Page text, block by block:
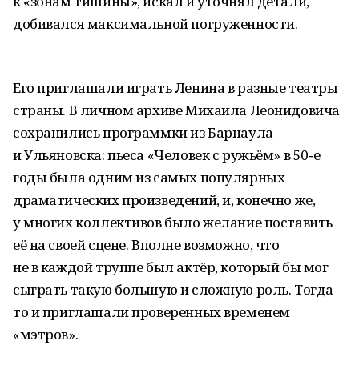
добивался максимальной погруженности.
Его приглашали играть Ленина в разные театры
страны. В личном архиве Михаила Леонидовича
сохранились програм­мки из Барнаула
и Ульяновска: пьеса «Человек с ружьём» в 50‑е
годы была одним из самых популярных
драматических произведений, и, конечно же,
у многих коллективов было желание поставить
её на своей сцене. Вполне возможно, что
не в каждой труппе был актёр, который бы мог
сыграть такую большую и сложную роль. Тогда-
то и приглашали проверенных временем
«мэтров».